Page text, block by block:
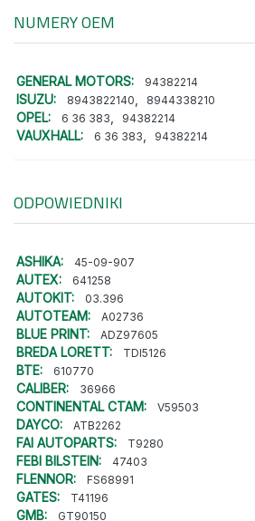
NUMERY OEM
GENERAL MOTORS: 94382214
ISUZU: 8943822140 8944338210
OPEL: 6 36 383 94382214
VAUXHALL: 6 36 383 94382214
ODPOWIEDNIKI
ASHIKA: 45-09-907
AUTEX: 641258
AUTOKIT: 03.396
AUTOTEAM: A02736
BLUE PRINT: ADZ97605
BREDA LORETT: TDI5126
BTE: 610770
CALIBER: 36966
CONTINENTAL CTAM: V59503
DAYCO: ATB2262
FAI AUTOPARTS: T9280
FEBI BILSTEIN: 47403
FLENNOR: FS68991
GATES: T41196
GMB: GT90150